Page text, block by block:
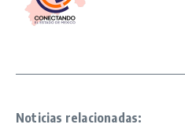
Noticias relacionadas: